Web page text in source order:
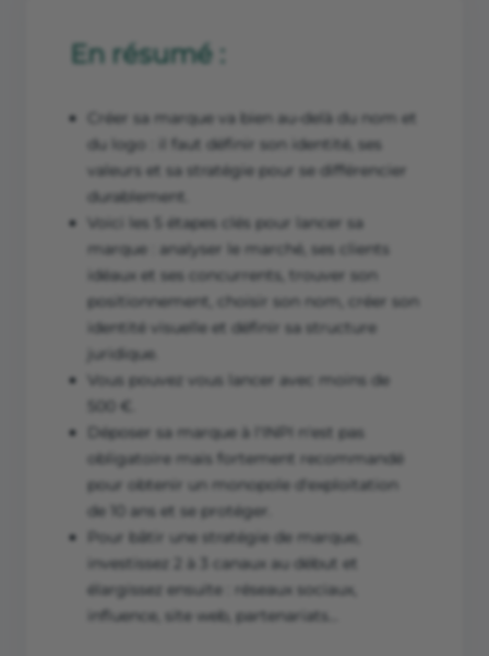
En résumé :
Créer sa marque va bien au-delà du nom et
du logo : il faut définir son identité, ses
valeurs et sa stratégie pour se différencier
durablement.
Voici les 5 étapes clés pour lancer sa
marque : analyser le marché, ses clients
idéaux et ses concurrents, trouver son
positionnement, choisir son nom, créer son
identité visuelle et définir sa structure
juridique.
Vous pouvez vous lancer avec moins de
500 €.
Déposer sa marque à l'INPI n'est pas
obligatoire mais fortement recommandé
pour obtenir un monopole d'exploitation
de 10 ans et se protéger.
Pour bâtir une stratégie de marque,
investissez 2 à 3 canaux au début et
élargissez ensuite : réseaux sociaux,
influence, site web, partenariats…